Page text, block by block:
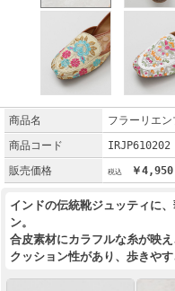
商品名
フラーリエ
商品コード
IRJP610202
販売価格
￥4,950
インドの伝統靴ジュッティに
ン。
合皮素材にカラフルな糸が映え
クッション性があり、歩きやす